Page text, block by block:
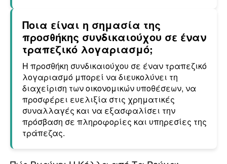
Ποια είναι η σημασία της
προσθήκης συνδικαιούχου σε έναν
τραπεζικό λογαριασμό;
Η προσθήκη συνδικαιούχου σε έναν τραπεζικό
λογαριασμό μπορεί να διευκολύνει τη
διαχείριση των οικονομικών υποθέσεων, να
προσφέρει ευελιξία στις χρηματικές
συναλλαγές και να εξασφαλίσει την
πρόσβαση σε πληροφορίες και υπηρεσίες της
τράπεζας.